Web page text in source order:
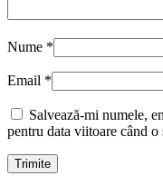
Nume *
Email *
Salvează-mi numele,
pentru data viitoare când o